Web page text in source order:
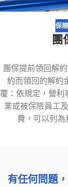
保
團
團保提前領回解
約而領回的解約
覆：依規定，營利
業或被保險員工
費，可以列
有任何問題